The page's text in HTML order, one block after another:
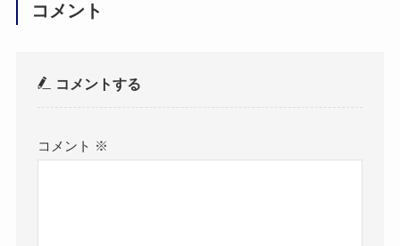
コメント
コメントする
コメント ※